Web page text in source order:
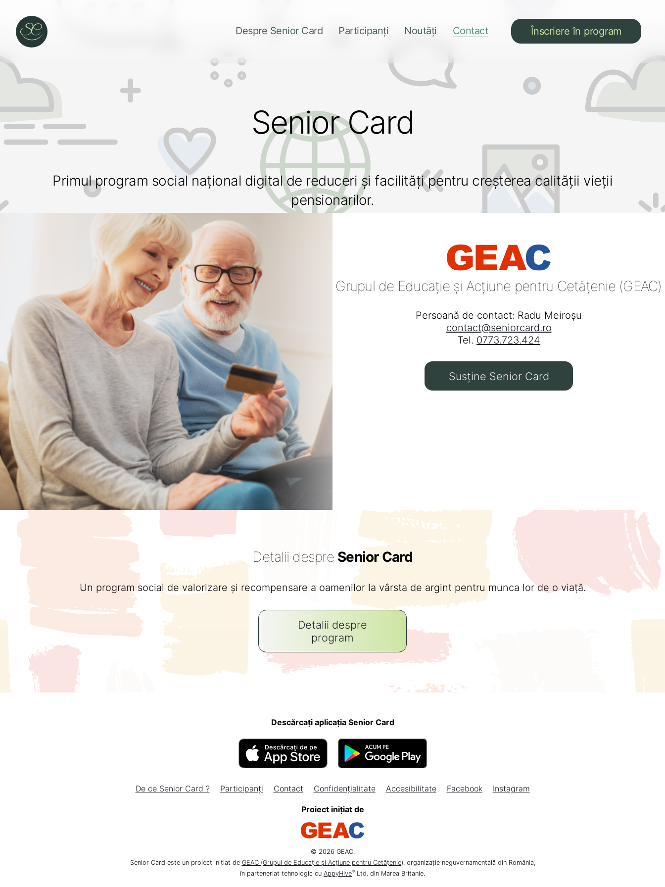
Despre Senior Card Participanți Noutăți Contact Înscriere în program
Senior Card
Primul program social național digital de reduceri și facilități pentru creșterea calității vieții
pensionarilor.
Grupul de Educație și Acțiune pentru Cetățenie (GEAC)
Persoană de contact: Radu Meiroșu
contact@seniorcard.ro
Tel. 0773.723.424
Susține Senior Card
Detalii despre Senior Card
Un program social de valorizare și recompensare a oamenilor la vârsta de argint pentru munca lor de o viață.
Detalii despre
program
Descărcați aplicația Senior Card
De ce Senior Card ? Participanți Contact Confidențialitate Accesibilitate Facebook Instagram
Proiect inițiat de
© 2026 GEAC.
Senior Card este un proiect inițiat de GEAC (Grupul de Educație și Acțiune pentru Cetățenie), organizație neguvernamentală din România,
în parteneriat tehnologic cu AppyHive® Ltd. din Marea Britanie.